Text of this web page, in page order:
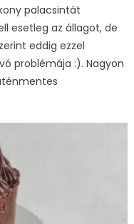
palacsintát
esetleg az állagot, de
eddig ezzel
problémája :). Nagyon